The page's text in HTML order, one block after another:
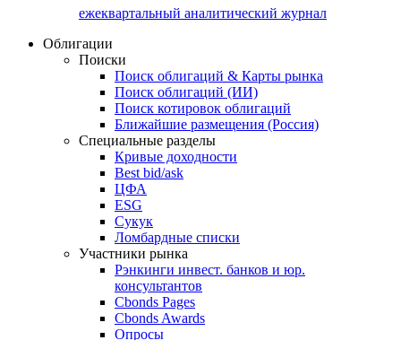
Cbonds Review
ежеквартальный аналитический журнал
Облигации
Поиски
Поиск облигаций & Карты рынка
Поиск облигаций (ИИ)
Поиск котировок облигаций
Ближайшие размещения (Россия)
Специальные разделы
Кривые доходности
Best bid/ask
ЦФА
ESG
Сукук
Ломбардные списки
Участники рынка
Рэнкинги инвест. банков и юр.